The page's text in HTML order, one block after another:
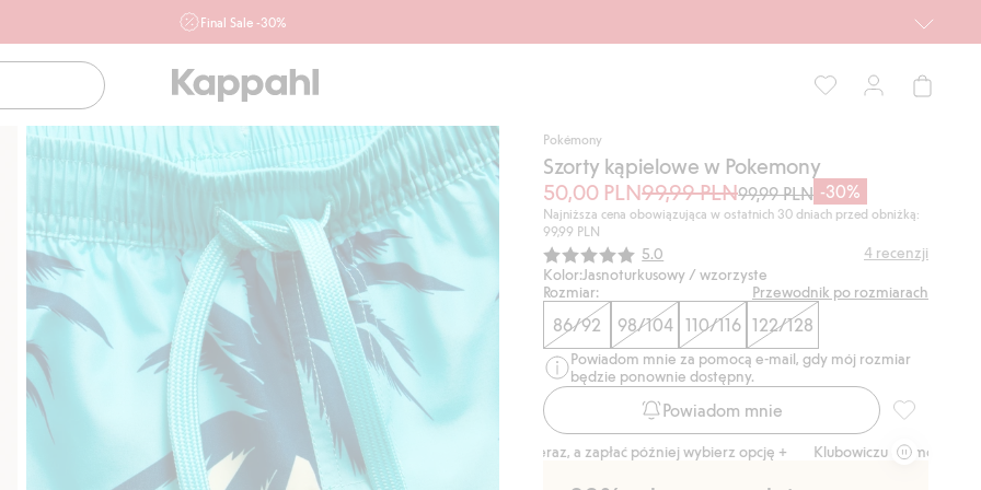
Final Sale -30%
ofertę, również z działu outlet do 10.8 w sklepach Kappahl i
Newbie oraz na kappahl.com. Ofert nie łączymy
Kobieta Mężczyzna
Dziecko
Niemowlę
Newbie
Pokémony
Szorty kąpielowe w Pokemony
50,00 PLN99,99 PLN99,99 PLN -30%
Najniższa cena obowiązująca w ostatnich 30 dniach przed obniżką:
99,99 PLN
Średnia ocena:
5.0 4 recenzji
Kolor:Jasnoturkusowy / wzorzyste
Rozmiar:
Przewodnik po rozmiarach
86/92 98/104 110/116 122/128
Powiadom mnie za pomocą e-mail, gdy mój rozmiar
będzie ponownie dostępny.
Powiadom mnie
Klubowiczu darmowa dostawa od 150 zł Kup teraz, a zapłać później wybierz opcję + Klubowiczu darmowa dostawa od